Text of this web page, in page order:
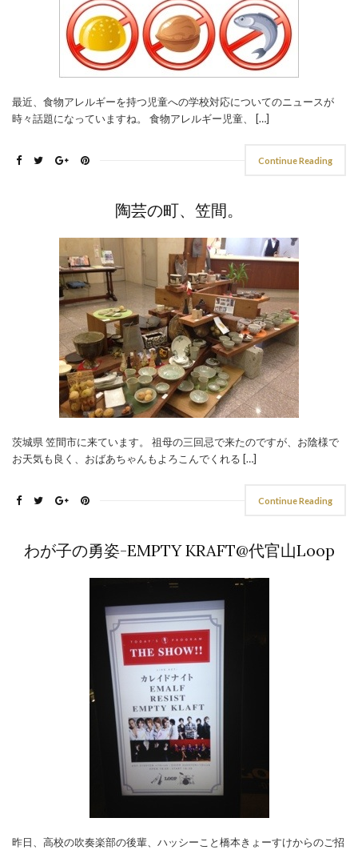
最近、食物アレルギーを持つ児童への学校対応についてのニュースが
時々話題になっていますね。 食物アレルギー児童、 […]
Continue Reading
陶芸の町、笠間。
茨城県 笠間市に来ています。 祖母の三回忌で来たのですが、お陰様で
お天気も良く、おばあちゃんもよろこんでくれる […]
Continue Reading
わが子の勇姿-EMPTY KRAFT@代官山Loop
昨日、高校の吹奏楽部の後輩、ハッシーこと橋本きょーすけからのご招